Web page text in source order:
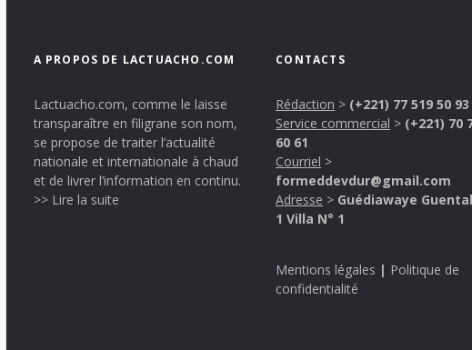
A PROPOS DE LACTUACHO.COM
Lactuacho.com, comme le laisse
transparaître en filigrane son nom,
se propose de traiter l’actualité
nationale et internationale à chaud
et de livrer l’information en continu.
>> Lire la suite
CONTACTS
Rédaction > (+221) 77 519 50 93
Service commercial > (+221) 70
60 61
Courriel >
formeddevdur@gmail.com
Adresse > Guédiawaye
1 Villa N° 1
Mentions légales | Politique de
confidentialité